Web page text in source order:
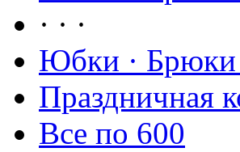
· · ·
Юбки · Брюки
Праздничная
Все по 600